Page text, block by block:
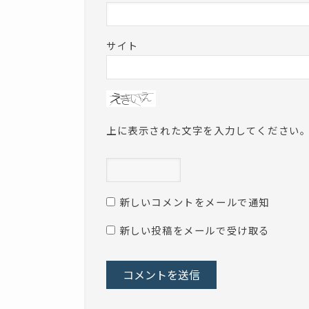
サイト
上に表示された文字を入力してください
新しいコメントをメールで通知
新しい投稿をメールで受け取る